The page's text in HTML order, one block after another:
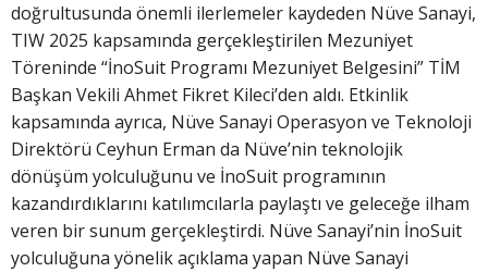
doğrultusunda önemli ilerlemeler kaydeden Nüve Sanayi,
TIW 2025 kapsamında gerçekleştirilen Mezuniyet
Töreninde “İnoSuit Programı Mezuniyet Belgesini” TİM
Başkan Vekili Ahmet Fikret Kileci’den aldı. Etkinlik
kapsamında ayrıca, Nüve Sanayi Operasyon ve Teknoloji
Direktörü Ceyhun Erman da Nüve’nin teknolojik
dönüşüm yolculuğunu ve İnoSuit programının
kazandırdıklarını katılımcılarla paylaştı ve geleceğe ilham
veren bir sunum gerçekleştirdi. Nüve Sanayi’nin İnoSuit
yolculuğuna yönelik açıklama yapan Nüve Sanayi